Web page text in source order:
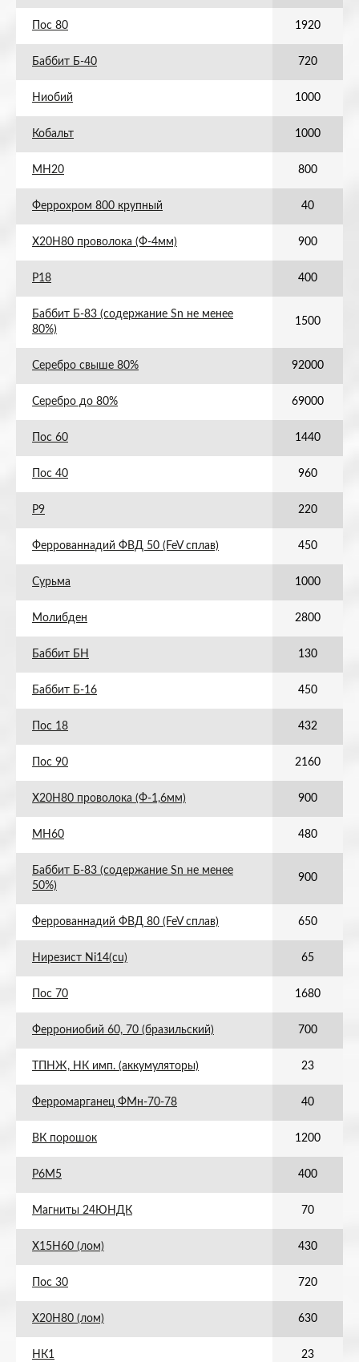
Пос 80 1920
Баббит Б-40 720
Ниобий 1000
Кобальт 1000
МН20 800
Феррохром 800 крупный 40
Х20Н80 проволока (Ф-4мм) 900
Р18 400
Баббит Б-83 (содержание Sn не менее
80%)
1500
Серебро свыше 80% 92000
Серебро до 80% 69000
Пос 60 1440
Пос 40 960
Р9 220
Феррованнадий ФВД 50 (FeV сплав) 450
Сурьма 1000
Молибден 2800
Баббит БН 130
Баббит Б-16 450
Пос 18 432
Пос 90 2160
Х20Н80 проволока (Ф-1,6мм) 900
МН60 480
Баббит Б-83 (содержание Sn не менее
50%)
900
Феррованнадий ФВД 80 (FeV сплав) 650
Нирезист Ni14(cu) 65
Пос 70 1680
Феррониобий 60, 70 (бразильский) 700
ТПНЖ, НК имп. (аккумуляторы) 23
Ферромарганец ФМн-70-78 40
ВК порошок 1200
Р6М5 400
Магниты 24ЮНДК 70
Х15Н60 (лом) 430
Пос 30 720
Х20Н80 (лом) 630
НК1 23